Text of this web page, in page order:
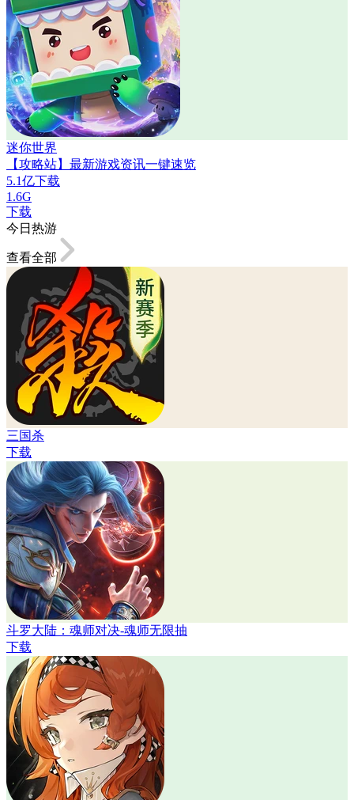
迷你世界
【攻略站】最新游戏资讯一键速览
5.1亿下载
1.6G
下载
今日热游
查看全部
三国杀
下载
斗罗大陆：魂师对决-魂师无限抽
下载